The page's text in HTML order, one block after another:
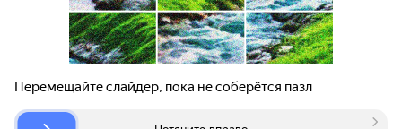
Авторазборки Карта сайта